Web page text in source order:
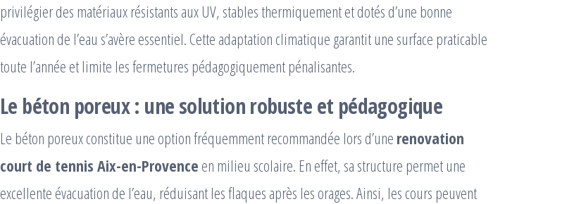
privilégier des matériaux résistants aux UV, stables thermiquement et dotés d’une bonne
évacuation de l’eau s’avère essentiel. Cette adaptation climatique garantit une surface praticable
toute l’année et limite les fermetures pédagogiquement pénalisantes.
Le béton poreux : une solution robuste et pédagogique
Le béton poreux constitue une option fréquemment recommandée lors d’une renovation
court de tennis Aix-en-Provence en milieu scolaire. En effet, sa structure permet une
excellente évacuation de l’eau, réduisant les flaques après les orages. Ainsi, les cours peuvent